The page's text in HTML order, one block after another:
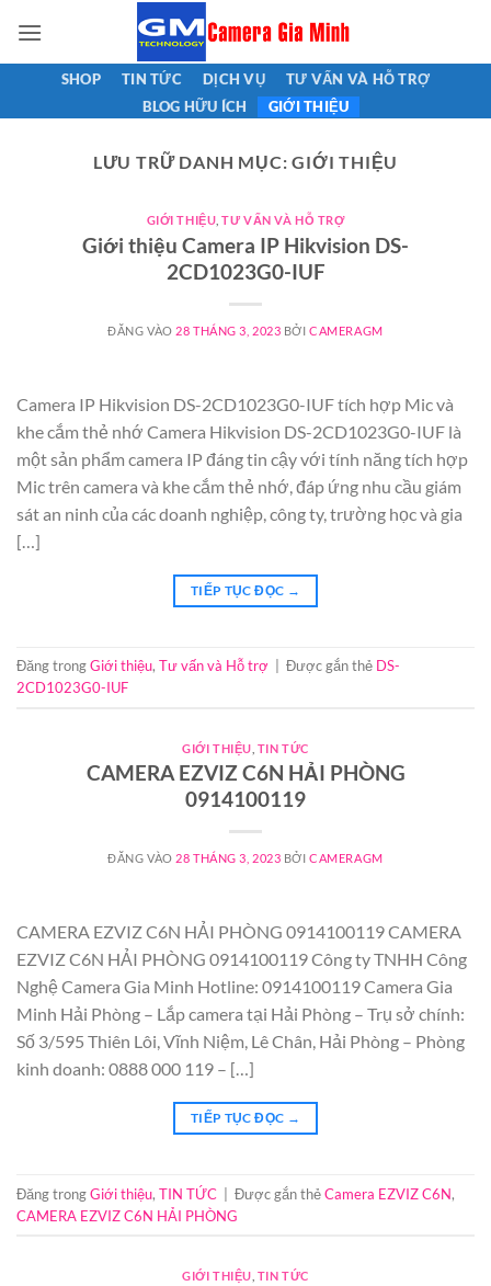
qua
nội
SHOP TIN TỨC DỊCH VỤ
TƯ VẤN VÀ HỖ TRỢ
BLOG HỮU ÍCH
GIỚI THIỆU
LƯU TRỮ DANH MỤC:GIỚI THIỆU
GIỚI THIỆU ,TƯ VẤN VÀ HỖ TRỢ
Giới thiệu Camera IP Hikvision DS-
2CD1023G0-IUF
ĐĂNG VÀO 28 THÁNG 3, 2023 BỞICAMERAGM
Camera IP Hikvision DS-2CD1023G0-IUF tích hợp Mic và
khe cắm thẻ nhớ Camera Hikvision DS-2CD1023G0-IUF là
một sản phẩm camera IP đáng tin cậy với tính năng tích hợp
Mic trên camera và khe cắm thẻ nhớ, đáp ứng nhu cầu giám
sát an ninh của các doanh nghiệp, công ty, trường học và gia
[…]
TIẾP TỤC ĐỌC →
Đăng trongGiới thiệu, Tư vấn và Hỗ trợ Được gắn thẻ DS-
2CD1023G0-IUF
GIỚI THIỆU TIN TỨC
CAMERA EZVIZ C6N HẢI PHÒNG
0914100119
ĐĂNG VÀO 28 THÁNG 3, 2023 BỞICAMERAGM
CAMERA EZVIZ C6N HẢI PHÒNG 0914100119 CAMERA
EZVIZ C6N HẢI PHÒNG 0914100119 Công ty TNHH Công
Nghệ Camera Gia Minh Hotline: 0914100119 Camera Gia
Minh Hải Phòng – Lắp camera tại Hải Phòng – Trụ sở chính:
Số 3/595 Thiên Lôi, Vĩnh Niệm, Lê Chân, Hải Phòng – Phòng
kinh doanh: 0888 000 119 – […]
TIẾP TỤC ĐỌC →
Đăng trongGiới thiệu, TIN TỨC Được gắn thẻCamera EZVIZ C6N,
CAMERA EZVIZ C6N HẢI PHÒNG
GIỚI THIỆU TIN TỨC